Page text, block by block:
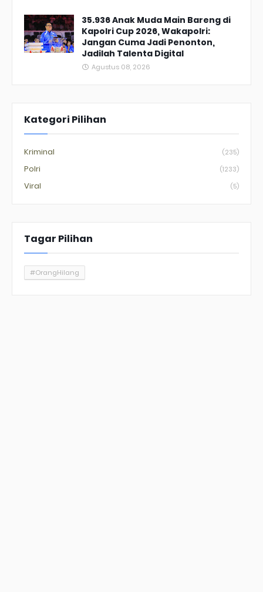
35.936 Anak Muda Main Bareng di
Kapolri Cup 2026, Wakapolri:
Jangan Cuma Jadi Penonton,
Jadilah Talenta Digital
Agustus 08, 2026
Kategori Pilihan
Kriminal (235)
Polri (1233)
Viral (5)
Tagar Pilihan
#OrangHilang